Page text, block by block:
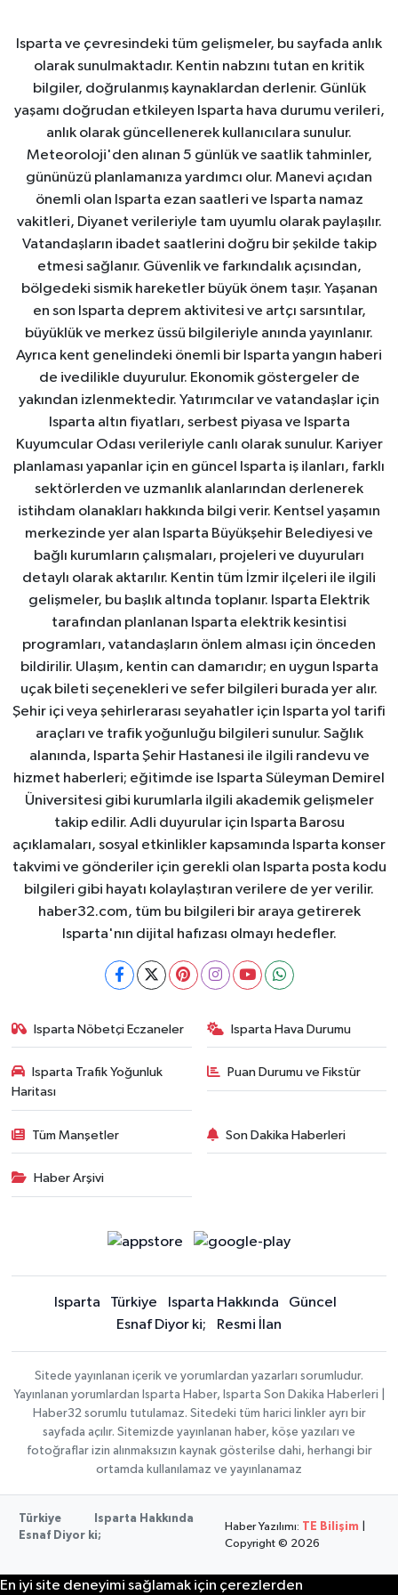
Isparta ve çevresindeki tüm gelişmeler, bu sayfada anlık
olarak sunulmaktadır. Kentin nabzını tutan en kritik
bilgiler, doğrulanmış kaynaklardan derlenir. Günlük
yaşamı doğrudan etkileyen Isparta hava durumu verileri,
anlık olarak güncellenerek kullanıcılara sunulur.
Meteoroloji'den alınan 5 günlük ve saatlik tahminler,
gününüzü planlamanıza yardımcı olur. Manevi açıdan
önemli olan Isparta ezan saatleri ve Isparta namaz
vakitleri, Diyanet verileriyle tam uyumlu olarak paylaşılır.
Vatandaşların ibadet saatlerini doğru bir şekilde takip
etmesi sağlanır. Güvenlik ve farkındalık açısından,
bölgedeki sismik hareketler büyük önem taşır. Yaşanan
en son Isparta deprem aktivitesi ve artçı sarsıntılar,
büyüklük ve merkez üssü bilgileriyle anında yayınlanır.
Ayrıca kent genelindeki önemli bir Isparta yangın haberi
de ivedilikle duyurulur. Ekonomik göstergeler de
yakından izlenmektedir. Yatırımcılar ve vatandaşlar için
Isparta altın fiyatları, serbest piyasa ve Isparta
Kuyumcular Odası verileriyle canlı olarak sunulur. Kariyer
planlaması yapanlar için en güncel Isparta iş ilanları, farklı
sektörlerden ve uzmanlık alanlarından derlenerek
istihdam olanakları hakkında bilgi verir. Kentsel yaşamın
merkezinde yer alan Isparta Büyükşehir Belediyesi ve
bağlı kurumların çalışmaları, projeleri ve duyuruları
detaylı olarak aktarılır. Kentin tüm İzmir ilçeleri ile ilgili
gelişmeler, bu başlık altında toplanır. Isparta Elektrik
tarafından planlanan Isparta elektrik kesintisi
programları, vatandaşların önlem alması için önceden
bildirilir. Ulaşım, kentin can damarıdır; en uygun Isparta
uçak bileti seçenekleri ve sefer bilgileri burada yer alır.
Şehir içi veya şehirlerarası seyahatler için Isparta yol tarifi
araçları ve trafik yoğunluğu bilgileri sunulur. Sağlık
alanında, Isparta Şehir Hastanesi ile ilgili randevu ve
hizmet haberleri; eğitimde ise Isparta Süleyman Demirel
Üniversitesi gibi kurumlarla ilgili akademik gelişmeler
takip edilir. Adli duyurular için Isparta Barosu
açıklamaları, sosyal etkinlikler kapsamında Isparta konser
takvimi ve gönderiler için gerekli olan Isparta posta kodu
bilgileri gibi hayatı kolaylaştıran verilere de yer verilir.
haber32.com, tüm bu bilgileri bir araya getirerek
Isparta'nın dijital hafızası olmayı hedefler.
Isparta Nöbetçi Eczaneler Isparta Hava Durumu
Isparta Trafik Yoğunluk
Haritası
Puan Durumu ve Fikstür
Tüm Manşetler Son Dakika Haberleri
Haber Arşivi
Isparta Türkiye Isparta Hakkında
Güncel
Esnaf Diyor ki;
Resmi İlan
Sitede yayınlanan içerik ve yorumlardan yazarları sorumludur.
Yayınlanan yorumlardan Isparta Haber, Isparta Son Dakika Haberleri |
Haber32 sorumlu tutulamaz. Sitedeki tüm harici linkler ayrı bir
sayfada açılır. Sitemizde yayınlanan haber, köşe yazıları ve
fotoğraflar izin alınmaksızın kaynak gösterilse dahi, herhangi bir
ortamda kullanılamaz ve yayınlanamaz
Türkiye
Isparta Hakkında
Esnaf Diyor ki;
Haber Yazılımı: TE Bilişim
Copyright © 2026
En iyi site deneyimi sağlamak için çerezlerden